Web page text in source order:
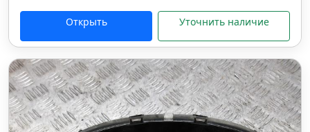
Открыть Уточнить наличие